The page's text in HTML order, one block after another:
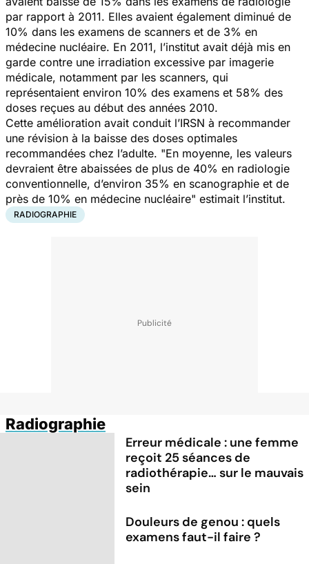
par rapport à 2011. Elles avaient également diminué de
10% dans les examens de scanners et de 3% en
médecine nucléaire. En 2011, l’institut avait déjà mis en
garde contre une irradiation excessive par imagerie
médicale, notamment par les scanners, qui
représentaient environ 10% des examens et 58% des
doses reçues au début des années 2010.
Cette amélioration avait conduit l’IRSN à recommander
une révision à la baisse des doses optimales
recommandées chez l’adulte. "En moyenne, les valeurs
devraient être abaissées de plus de 40% en radiologie
conventionnelle, d’environ 35% en scanographie et de
près de 10% en médecine nucléaire" estimait l’institut.
RADIOGRAPHIE
Radiographie
Erreur médicale : une femme
reçoit 25 séances de
radiothérapie… sur le mauvais
sein
Douleurs de genou : quels
examens faut-il faire ?